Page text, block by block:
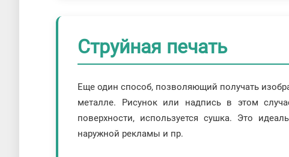
Струйная печать
Еще один способ, позволяющий получать
металле. Рисунок или надпись в этом
поверхности, используется сушка. Это
наружной рекламы и пр.